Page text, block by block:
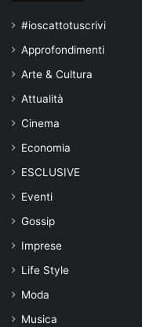
#ioscattotuscrivi
Approfondimenti
Arte & Cultura
Attualità
Cinema
Economia
ESCLUSIVE
Eventi
Gossip
Imprese
Life Style
Moda
Musica